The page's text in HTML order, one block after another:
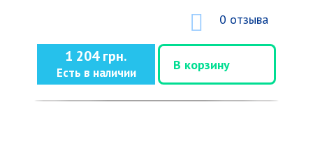
0 отзыва
1 204 грн.
Есть в наличии
В корзину